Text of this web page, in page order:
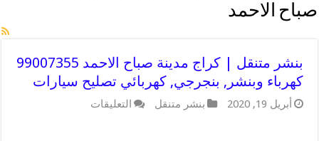
صباح الاحمد
بنشر متنقل | كراج مدينة صباح الاحمد 99007355
كهرباء وبنشر, بنجرجي, كهربائي تصليح سيارات
أبريل 19, 2020 بنشر متنقل التعليقات